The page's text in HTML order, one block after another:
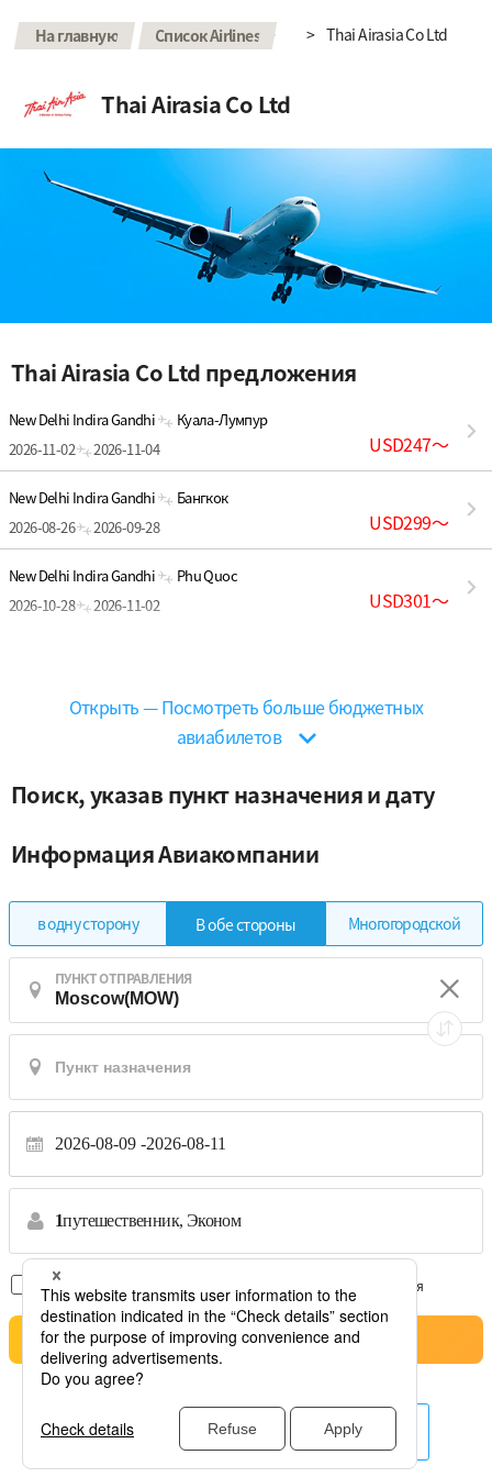
На главную >
Список Airlines > Thai Airasia Co Ltd
Thai Airasia Co Ltd
Thai Airasia Co Ltd предложения
New Delhi Indira Gandhi Куала-Лумпур
USD247〜
2026-11-02 2026-11-04
New Delhi Indira Gandhi Бангкок
USD299〜
2026-08-26 2026-09-28
New Delhi Indira Gandhi Phu Quoc
USD301〜
2026-10-28 2026-11-02
Открыть — Посмотреть больше бюджетных
авиабилетов
Поиск, указав пункт назначения и дату
Информация Авиакомпании
в одну сторону В обе стороны Многогородской
ПУНКТ ОТПРАВЛЕНИЯ
2026-08-09 2026-08-11
1путешественник, Эконом
Только рейсы без пересадок *Переводы не принимаются
Pesquisa
Другие авиакомпании здесь.